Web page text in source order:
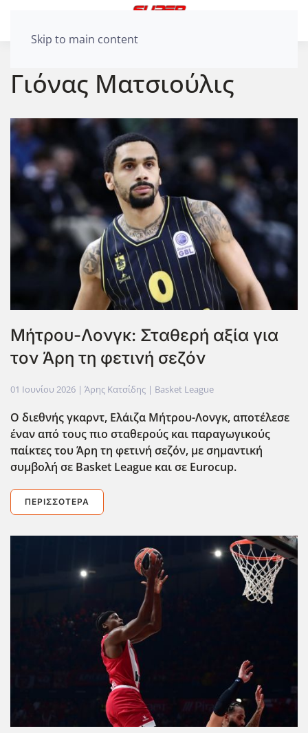
Skip to main content
Γιόνας Ματσιούλις
Μήτρου-Λονγκ: Σταθερή αξία για
τον Άρη τη φετινή σεζόν
01 Ιουνίου 2026 | Άρης Κατσίδης | Basket League
Ο διεθνής γκαρντ, Ελάιζα Μήτρου-Λονγκ, αποτέλεσε
έναν από τους πιο σταθερούς και παραγωγικούς
παίκτες του Άρη τη φετινή σεζόν, με σημαντική
συμβολή σε Basket League και σε Eurocup.
ΠΕΡΙΣΣΌΤΕΡΑ